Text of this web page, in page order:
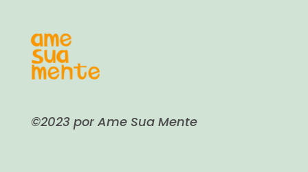
©2023 por Ame Sua Mente